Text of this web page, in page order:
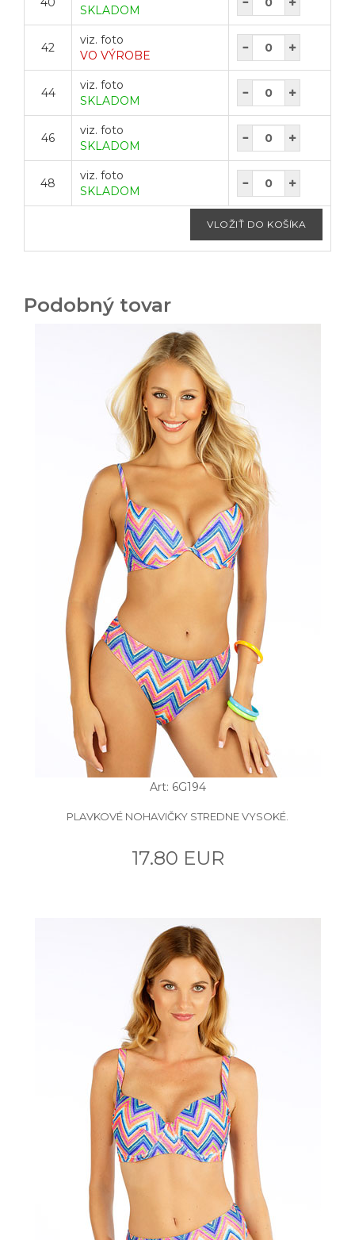
SKLADOM
42
viz. foto
VO VÝROBE
44
viz. foto
SKLADOM
46
viz. foto
SKLADOM
48
viz. foto
SKLADOM
Podobný tovar
Art: 6G194
PLAVKOVÉ NOHAVIČKY STREDNE VYSOKÉ.
17.80 EUR